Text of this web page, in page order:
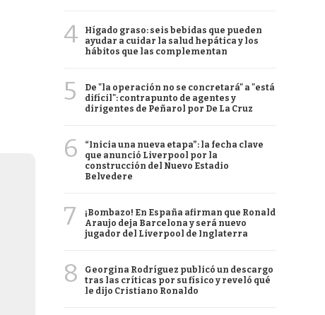
4
Hígado graso: seis bebidas que pueden
ayudar a cuidar la salud hepática y los
hábitos que las complementan
5
De "la operación no se concretará" a "está
difícil": contrapunto de agentes y
dirigentes de Peñarol por De La Cruz
6
“Inicia una nueva etapa”: la fecha clave
que anunció Liverpool por la
construcción del Nuevo Estadio
Belvedere
7
¡Bombazo! En España afirman que Ronald
Araujo deja Barcelona y será nuevo
jugador del Liverpool de Inglaterra
8
Georgina Rodríguez publicó un descargo
tras las críticas por su físico y reveló qué
le dijo Cristiano Ronaldo